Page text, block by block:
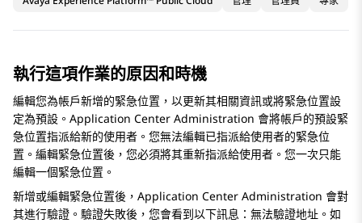
執行這項作業的原因和時機
編輯您為帳戶新增的緊急位置，以更新其相關資訊或將緊急位置設
定為預設。 Application Center Administration 會將帳戶的預設緊
急位置指派給新的使用者。您無法編輯已指派給使用者的緊急位
置。編輯緊急位置後，您必須將其重新指派給使用者。您一次只能
編輯一個緊急位置。
新增或編輯緊急位置後， Application Center Administration 會對
其進行驗證。驗證失敗後，您會看到以下訊息：無法驗證地址。如